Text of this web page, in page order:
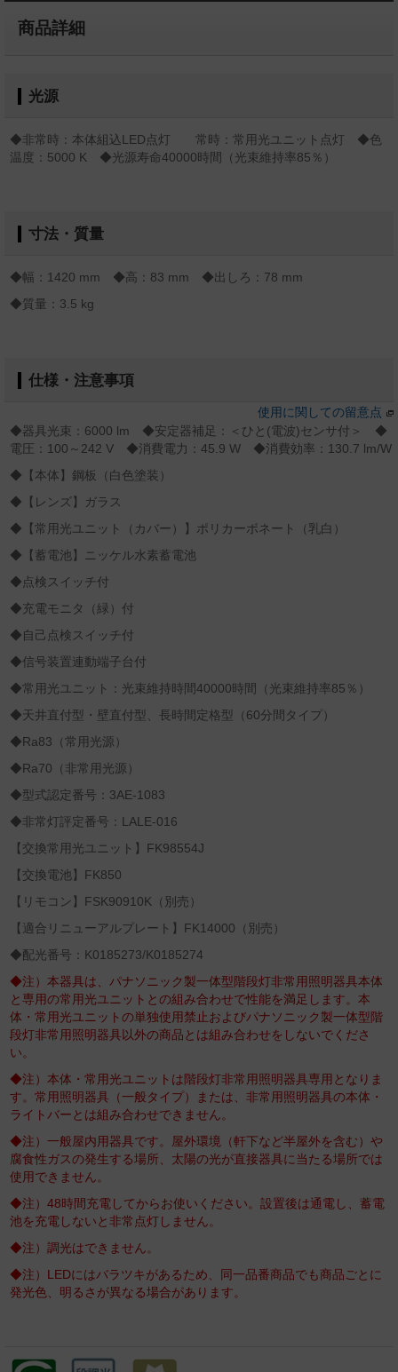
商品詳細
光源
◆非常時：本体組込LED点灯 常時：常用光ユニット点灯 ◆色
温度：5000 K ◆光源寿命40000時間（光束維持率85％）
寸法・質量
◆幅：1420 mm ◆高：83 mm ◆出しろ：78 mm
◆質量：3.5 kg
仕様・注意事項
使用に関しての留意点
◆器具光束：6000 lm ◆安定器補足：＜ひと(電波)センサ付＞ ◆
電圧：100～242 V ◆消費電力：45.9 W ◆消費効率：130.7 lm/W
◆【本体】鋼板（白色塗装）
◆【レンズ】ガラス
◆【常用光ユニット（カバー）】ポリカーボネート（乳白）
◆【蓄電池】ニッケル水素蓄電池
◆点検スイッチ付
◆充電モニタ（緑）付
◆自己点検スイッチ付
◆信号装置連動端子台付
◆常用光ユニット：光束維持時間40000時間（光束維持率85％）
◆天井直付型・壁直付型、長時間定格型（60分間タイプ）
◆Ra83（常用光源）
◆Ra70（非常用光源）
◆型式認定番号：3AE-1083
◆非常灯評定番号：LALE-016
【交換常用光ユニット】FK98554J
【交換電池】FK850
【リモコン】FSK90910K（別売）
【適合リニューアルプレート】FK14000（別売）
◆配光番号：K0185273/K0185274
◆注）本器具は、パナソニック製一体型階段灯非常用照明器具本体
と専用の常用光ユニットとの組み合わせで性能を満足します。本
体・常用光ユニットの単独使用禁止およびパナソニック製一体型階
段灯非常用照明器具以外の商品とは組み合わせをしないでくださ
い。
◆注）本体・常用光ユニットは階段灯非常用照明器具専用となりま
す。常用照明器具（一般タイプ）または、非常用照明器具の本体・
ライトバーとは組み合わせできません。
◆注）一般屋内用器具です。屋外環境（軒下など半屋外を含む）や
腐食性ガスの発生する場所、太陽の光が直接器具に当たる場所では
使用できません。
◆注）48時間充電してからお使いください。設置後は通電し、蓄電
池を充電しないと非常点灯しません。
◆注）調光はできません。
◆注）LEDにはバラツキがあるため、同一品番商品でも商品ごとに
発光色、明るさが異なる場合があります。